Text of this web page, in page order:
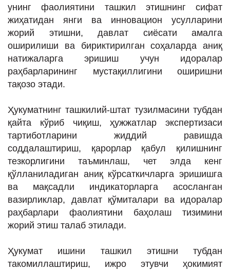
унинг фаолиятини ташкил этишнинг сифат
жиҳатидан янги ва инновацион усулларини
жорий этишни, давлат сиёсати амалга
оширилиши ва бириктирилган соҳаларда аниқ
натижаларга эришиш учун идоралар
раҳбарларининг мустақиллигини оширишни
тақозо этади.
Ҳукуматнинг ташкилий-штат тузилмасини тубдан
қайта кўриб чиқиш, ҳужжатлар экспертизаси
тартиботларини жиддий равишда
соддалаштириш, қарорлар қабул қилишнинг
тезкорлигини таъминлаш, чет элда кенг
қўлланиладиган аниқ кўрсаткичларга эришишга
ва мақсадли индикаторларга асосланган
вазирликлар, давлат қўмиталари ва идоралар
раҳбарлари фаолиятини баҳолаш тизимини
жорий этиш талаб этилади.
Ҳукумат ишини ташкил этишни тубдан
такомиллаштириш, ижро этувчи ҳокимият